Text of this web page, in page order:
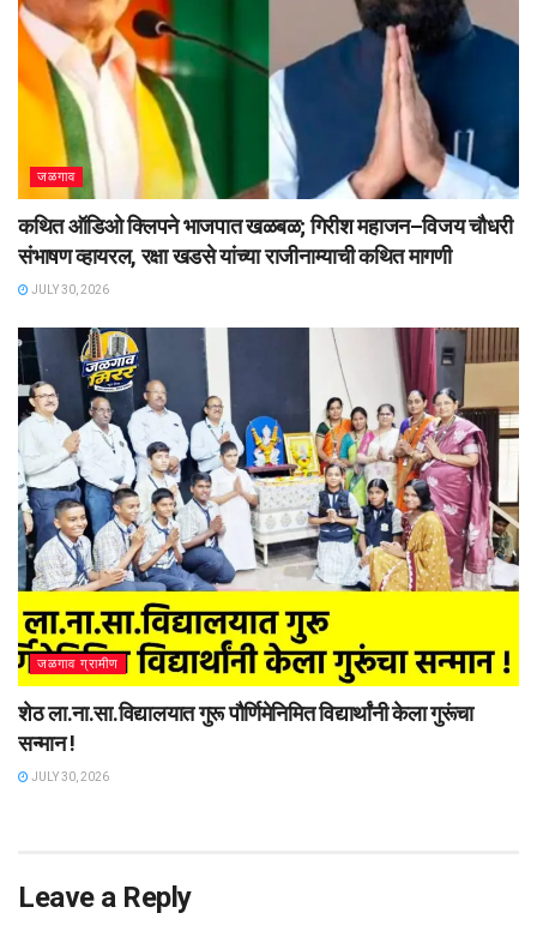
जळगाव
कथित ऑडिओ क्लिपने भाजपात खळबळ; गिरीश महाजन–विजय चौधरी
संभाषण व्हायरल, रक्षा खडसे यांच्या राजीनाम्याची कथित मागणी
JULY 30, 2026
जळगाव ग्रामीण
शेठ ला.ना.सा.विद्यालयात गुरू पौर्णिमेनिमित विद्यार्थांनी केला गुरूंचा
सन्मान !
JULY 30, 2026
Leave a Reply